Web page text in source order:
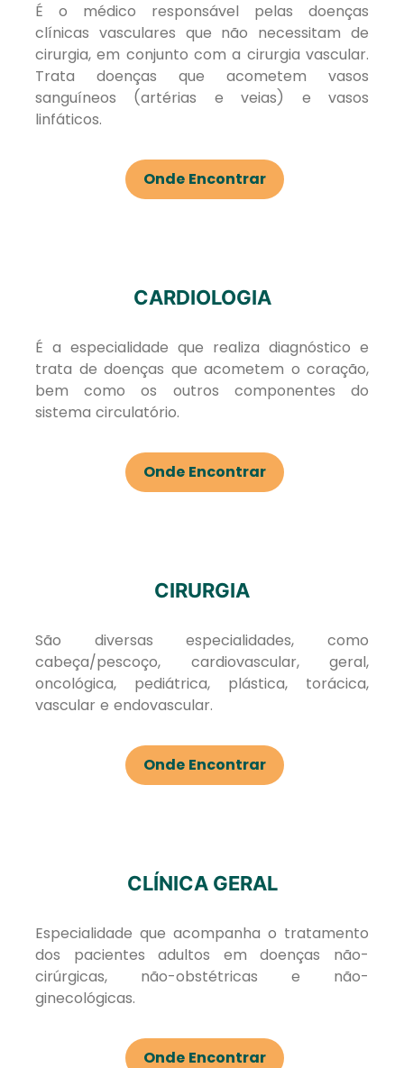
É o médico responsável pelas doenças
clínicas vasculares que não necessitam de
cirurgia, em conjunto com a cirurgia vascular.
Trata doenças que acometem vasos
sanguíneos (artérias e veias) e vasos
linfáticos.
Onde Encontrar
CARDIOLOGIA
É a especialidade que realiza diagnóstico e
trata de doenças que acometem o coração,
bem como os outros componentes do
sistema circulatório.
Onde Encontrar
CIRURGIA
São diversas especialidades, como
cabeça/pescoço, cardiovascular, geral,
oncológica, pediátrica, plástica, torácica,
vascular e endovascular.
Onde Encontrar
CLÍNICA GERAL
Especialidade que acompanha o tratamento
dos pacientes adultos em doenças não-
cirúrgicas, não-obstétricas e não-
ginecológicas.
Onde Encontrar